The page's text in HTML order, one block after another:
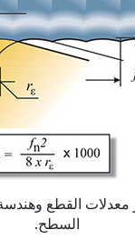
معدلات القطع
السطح.